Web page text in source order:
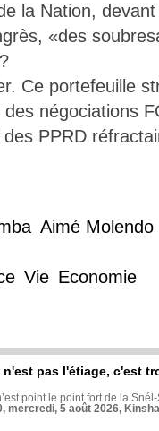
la Nation,
«des
Ce portefeuille
négociations
PPRD
Aimé Molendo
Vie Economie
n'est pas l'étiage, c'est
point le point fort de la
mercredi, 5 août 2026,